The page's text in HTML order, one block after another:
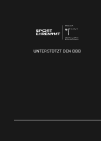
UNTERSTÜTZT DEN DBB